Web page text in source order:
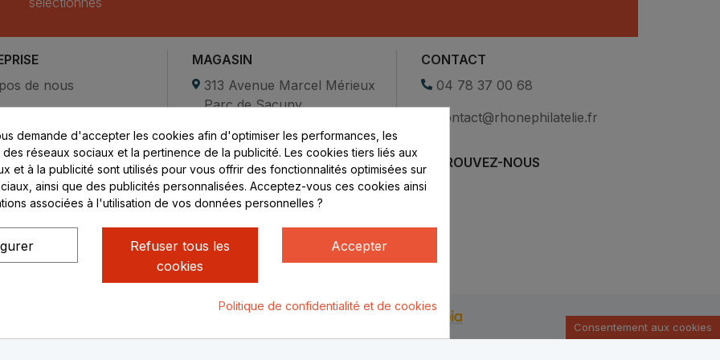
de nous
nous
MAGASIN
313 Avenue Marcel Mérieux
Parc de Sacuny
Lundi au vendredi :
8h - 16h
uniquement sur Rendez-
vous
CONTACT
04 78 37 00 68
contact@rhonephilatelie.fr
RETROUVEZ-NOUS
© Rhone Philatelie 2021
demande d'accepter les cookies afin d'optimiser les performances, les
réseaux sociaux et la pertinence de la publicité. Les cookies tiers liés aux
et à la publicité sont utilisés pour vous offrir des fonctionnalités optimisées sur
ainsi que des publicités personnalisées. Acceptez-vous ces cookies ainsi
associées à l'utilisation de vos données personnelles ?
Accepter
Refuser tous les
cookies
Politique de confidentialité et de cookies
Consentement aux cookies